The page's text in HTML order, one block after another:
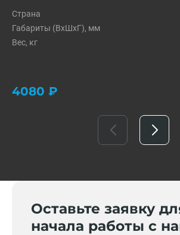
Страна
Габариты (ВxШxГ), мм
Вес, кг
4080 ₽
Оставьте заявку
начала работы с